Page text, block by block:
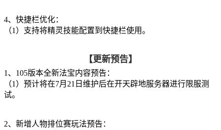
4、快捷栏优化：
（1）支持将精灵技能配置到快捷栏使用。
【更新预告】
1、105版本全新法宝内容预告：
（1）预计将在7月21日维护后在开天辟地服务器进行限服测
试。
2、新增人物排位赛玩法预告：